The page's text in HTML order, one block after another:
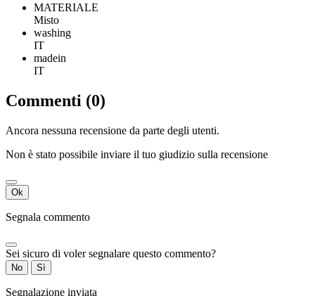
MATERIALE
Misto
washing
IT
madein
IT
Commenti (0)
Ancora nessuna recensione da parte degli utenti.
Non è stato possibile inviare il tuo giudizio sulla recensione
Ok
Segnala commento
Sei sicuro di voler segnalare questo commento?
No Sì
Segnalazione inviata